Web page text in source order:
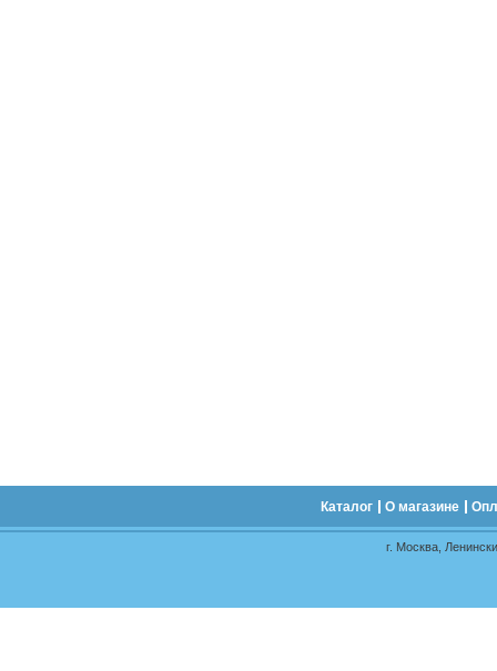
Каталог О магазине
г. Москва,